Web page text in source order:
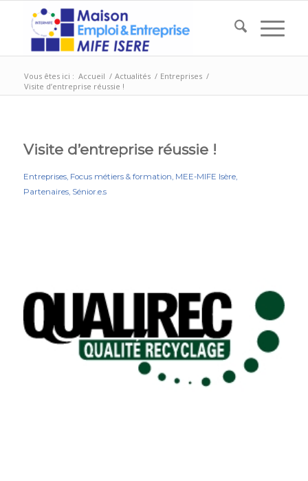
Vous êtes ici : Accueil / Actualités / Entreprises /
Visite d’entreprise réussie !
Visite d’entreprise réussie !
Entreprises, Focus métiers & formation, MEE-MIFE Isère,
Partenaires, Sénior.e.s